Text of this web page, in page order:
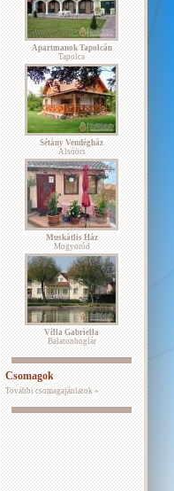
Apartmanok Tapolcán
Tapolca
Sétány Vendégház
Alsóörs
Muskátlis Ház
Mogyoród
Villa Gabriella
Balatonboglár
Csomagok
További csomagajánlatok »